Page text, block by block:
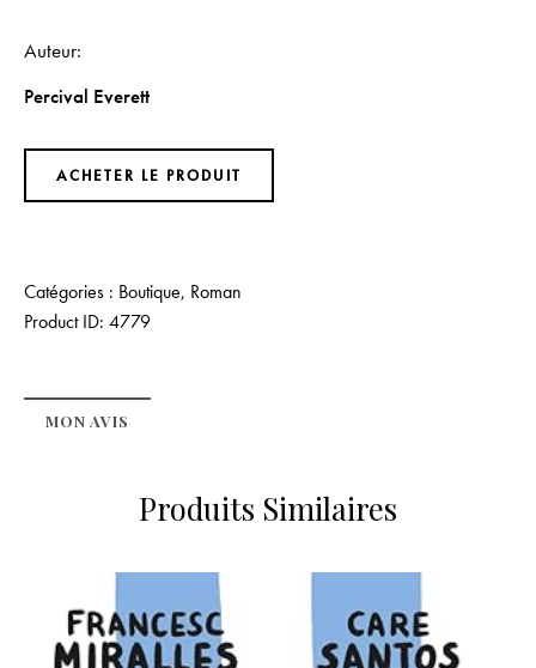
Auteur
Percival Everett
ACHETER LE PRODUIT
Catégories : Boutique, Roman
Product ID: 4779
MON AVIS
Produits Similaires